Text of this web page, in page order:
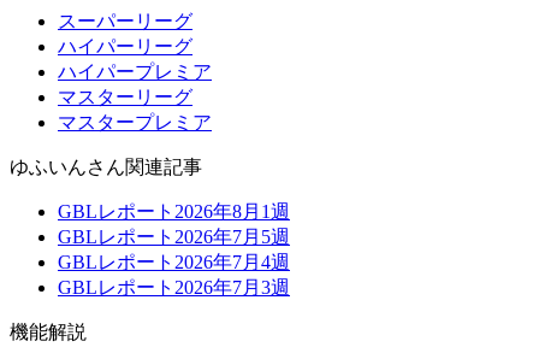
スーパーリーグ
ハイパーリーグ
ハイパープレミア
マスターリーグ
マスタープレミア
ゆふいんさん関連記事
GBLレポート2026年8月1週
GBLレポート2026年7月5週
GBLレポート2026年7月4週
GBLレポート2026年7月3週
機能解説